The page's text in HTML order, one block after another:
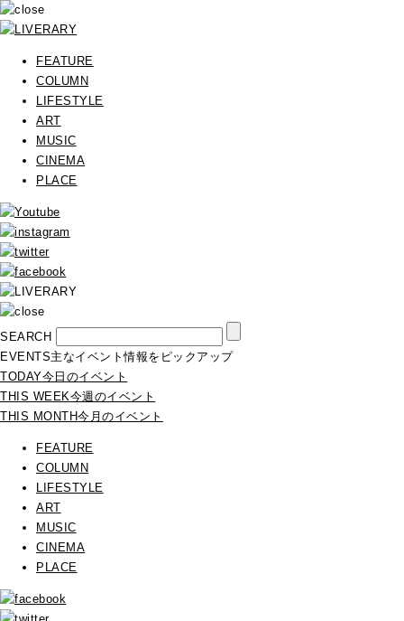
FEATURE
COLUMN
LIFESTYLE
ART
MUSIC
CINEMA
PLACE
SEARCH
EVENTS主なイベント情報をピックアップ
TODAY今日のイベント
THIS WEEK今週のイベント
THIS MONTH今月のイベント
FEATURE
COLUMN
LIFESTYLE
ART
MUSIC
CINEMA
PLACE